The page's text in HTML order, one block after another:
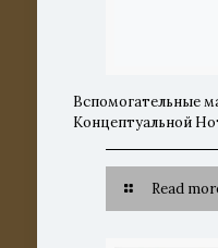
Вспомогательные
Концептуальной
Read